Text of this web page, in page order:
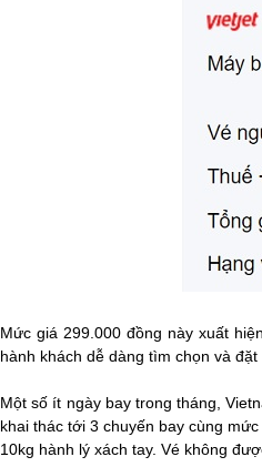
Mức giá 299.000 đồng này xuất
hành khách dễ dàng tìm chọn và
Một số ít ngày bay trong tháng,
khai thác tới 3 chuyến bay cùng
10kg hành lý xách tay. Vé không